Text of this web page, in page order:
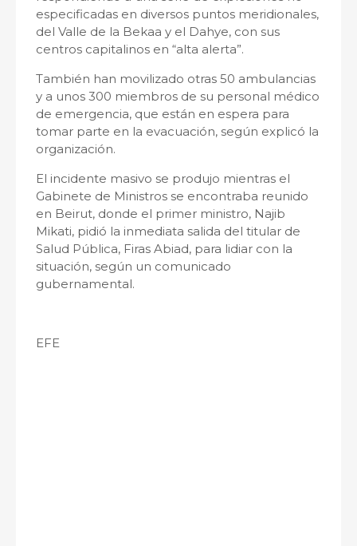
especificadas en diversos puntos meridionales,
del Valle de la Bekaa y el Dahye, con sus
centros capitalinos en “alta alerta”.
También han movilizado otras 50 ambulancias
y a unos 300 miembros de su personal médico
de emergencia, que están en espera para
tomar parte en la evacuación, según explicó la
organización.
El incidente masivo se produjo mientras el
Gabinete de Ministros se encontraba reunido
en Beirut, donde el primer ministro, Najib
Mikati, pidió la inmediata salida del titular de
Salud Pública, Firas Abiad, para lidiar con la
situación, según un comunicado
gubernamental.
EFE